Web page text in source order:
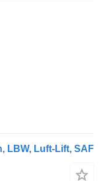
LBW, Luft-Lift, SAF